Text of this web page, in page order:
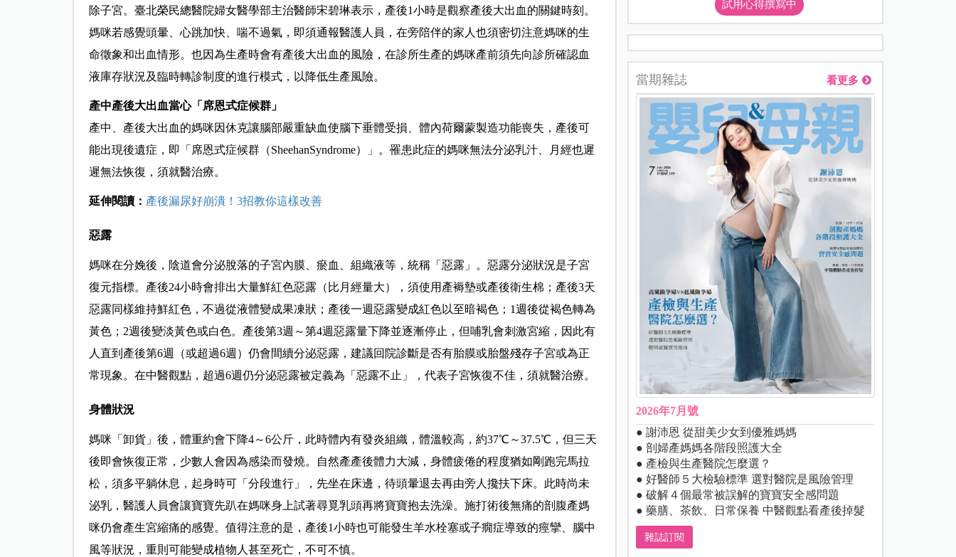
除子宮。臺北榮民總醫院婦女醫學部主治醫師宋碧琳表示，產後1小時是觀察產後大出血的關鍵時刻。
媽咪若感覺頭暈、心跳加快、喘不過氣，即須通報醫護人員，在旁陪伴的家人也須密切注意媽咪的生
命徵象和出血情形。也因為生產時會有產後大出血的風險，在診所生產的媽咪產前須先向診所確認血
液庫存狀況及臨時轉診制度的進行模式，以降低生產風險。
產中產後大出血當心「席恩式症候群」
產中、產後大出血的媽咪因休克讓腦部嚴重缺血使腦下垂體受損、體內荷爾蒙製造功能喪失，產後可
能出現後遺症，即「席恩式症候群（SheehanSyndrome）」。罹患此症的媽咪無法分泌乳汁、月經也遲
遲無法恢復，須就醫治療。
延伸閱讀： 產後漏尿好崩潰！3招教你這樣改善
惡露
媽咪在分娩後，陰道會分泌脫落的子宮內膜、瘀血、組織液等，統稱「惡露」。惡露分泌狀況是子宮
復元指標。產後24小時會排出大量鮮紅色惡露（比月經量大），須使用產褥墊或產後衛生棉；產後3天
惡露同樣維持鮮紅色，不過從液體變成果凍狀；產後一週惡露變成紅色以至暗褐色；1週後從褐色轉為
黃色；2週後變淡黃色或白色。產後第3週～第4週惡露量下降並逐漸停止，但哺乳會刺激宮縮，因此有
人直到產後第6週（或超過6週）仍會間續分泌惡露，建議回院診斷是否有胎膜或胎盤殘存子宮或為正
常現象。在中醫觀點，超過6週仍分泌惡露被定義為「惡露不止」，代表子宮恢復不佳，須就醫治療。
身體狀況
媽咪「卸貨」後，體重約會下降4～6公斤，此時體內有發炎組織，體溫較高，約37℃～37.5℃，但三天
後即會恢復正常，少數人會因為感染而發燒。自然產產後體力大減，身體疲倦的程度猶如剛跑完馬拉
松，須多平躺休息，起身時可「分段進行」，先坐在床邊，待頭暈退去再由旁人攙扶下床。此時尚未
泌乳，醫護人員會讓寶寶先趴在媽咪身上試著尋覓乳頭再將寶寶抱去洗澡。施打術後無痛的剖腹產媽
咪仍會產生宮縮痛的感覺。值得注意的是，產後1小時也可能發生羊水栓塞或子癇症導致的痙攣、腦中
風等狀況，重則可能變成植物人甚至死亡，不可不慎。
試用心得撰寫中
當期雜誌 看更多
2026年7月號
● 謝沛恩 從甜美少女到優雅媽媽
● 剖婦產媽媽各階段照護大全
● 產檢與生產醫院怎麼選？
● 好醫師５大檢驗標準 選對醫院是風險管理
● 破解４個最常被誤解的寶寶安全感問題
● 藥膳、茶飲、日常保養 中醫觀點看產後掉髮
雜誌訂閱